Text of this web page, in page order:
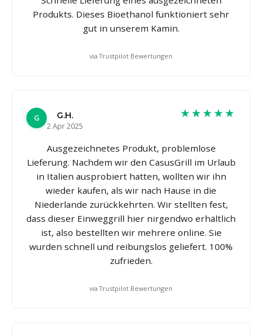
Produkts. Dieses Bioethanol funktioniert sehr
gut in unserem Kamin.
via Trustpilot Bewertungen
G
G.H.
2 Apr 2025
★★★★★
Ausgezeichnetes Produkt, problemlose
Lieferung. Nachdem wir den CasusGrill im Urlaub
in Italien ausprobiert hatten, wollten wir ihn
wieder kaufen, als wir nach Hause in die
Niederlande zurückkehrten. Wir stellten fest,
dass dieser Einweggrill hier nirgendwo erhältlich
ist, also bestellten wir mehrere online. Sie
wurden schnell und reibungslos geliefert. 100%
zufrieden.
via Trustpilot Bewertungen